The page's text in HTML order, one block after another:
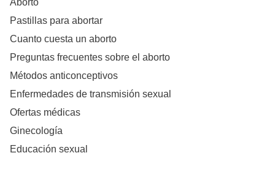
Aborto
Pastillas para abortar
Cuanto cuesta un aborto
Preguntas frecuentes sobre el aborto
Métodos anticonceptivos
Enfermedades de transmisión sexual
Ofertas médicas
Ginecología
Educación sexual